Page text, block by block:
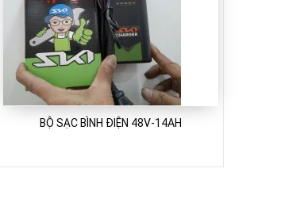
BỘ SẠC BÌNH ĐIỆN 48V-14AH